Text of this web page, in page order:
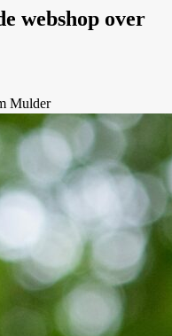
webshop over
Mulder